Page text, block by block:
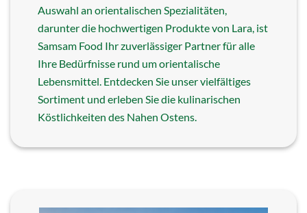
Auswahl an orientalischen Spezialitäten,
darunter die hochwertigen Produkte von Lara, ist
Samsam Food Ihr zuverlässiger Partner für alle
Ihre Bedürfnisse rund um orientalische
Lebensmittel. Entdecken Sie unser vielfältiges
Sortiment und erleben Sie die kulinarischen
Köstlichkeiten des Nahen Ostens.